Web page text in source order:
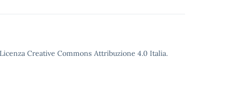
Creative Commons Attribuzione 4.0 Italia.